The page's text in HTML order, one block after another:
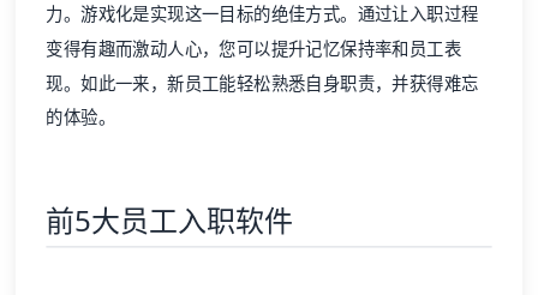
力。游戏化是实现这一目标的绝佳方式。通过让入职过程
变得有趣而激动人心，您可以提升记忆保持率和员工表
现。如此一来，新员工能轻松熟悉自身职责，并获得难忘
的体验。
前5大员工入职软件